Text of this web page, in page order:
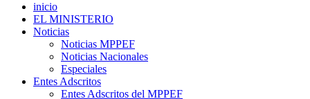
inicio
EL MINISTERIO
Noticias
Noticias MPPEF
Noticias Nacionales
Especiales
Entes Adscritos
Entes Adscritos del MPPEF